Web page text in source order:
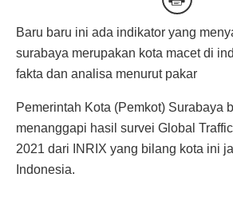
Baru baru ini ada indikator yang
surabaya merupakan kota macet di
fakta dan analisa menurut pakar
Pemerintah Kota (Pemkot) Surabaya
menanggapi hasil survei Global
2021 dari INRIX yang bilang kota ini
Indonesia.